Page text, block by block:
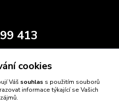
413
cookies
Váš souhlas s použitím souborů
informace týkající se Vašich
zájmů.